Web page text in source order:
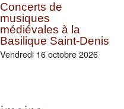
Concerts de
musiques
médiévales à la
Basilique Saint-Denis
Vendredi 16 octobre 2026